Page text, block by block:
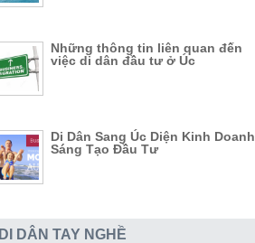
Những thông tin liên quan đến
việc di dân đầu tư ở Úc
Di Dân Sang Úc Diện Kinh Doanh
Sáng Tạo Đầu Tư
DI DÂN TAY NGHỀ